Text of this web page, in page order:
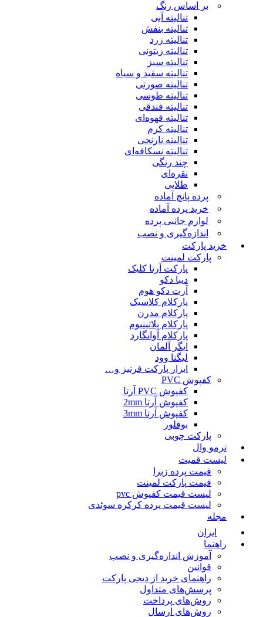
بر اساس رنگ
تنالیته آبی
تنالیته بنفش
تنالیته زرد
تنالیته زیتونی
تنالیته سبز
تنالیته سفید و سیاه
تنالیته صورتی
تنالیته طوسی
تنالیته فندقی
تنالیته قهوه‌ای
تنالیته کرم
تنالیته نارنجی
تنالیته نسکافه‌ای
چند رنگی
نقره‌ای
طلایی
پرده پانچ آماده
خرید پرده آماده
لوازم جانبی پرده
اندازه‌گیری و نصب
خرید پارکت
پارکت لمینت
پارکت آرتا کلیک
دیبا دکو
آرت دکو هوم
پارکلام کلاسیک
پارکلام مدرن
پارکلام پلاتینیوم
پارکلام آوانگارد
ایگر آلمان
لیگنا وود
ابزار پارکت قرنیز و…
کفپوش PVC
کفپوش PVC آرتا
کفپوش آرتا 2mm
کفپوش آرتا 3mm
بوفلور
پارکت چوبی
ترمو وال
لیست قمیت
قیمت پرده زبرا
قیمت پارکت لمینت
لیست قیمت کفپوش pvc
لیست قیمت پرده کرکره سوئدی
مجله
ایران
راهنما
آموزش اندازه‌گیری و نصب
قوانین
راهنمای خرید از دیجی پارکت
پرسش‌های متداول
روش‌های پرداخت
روش‌های ارسال